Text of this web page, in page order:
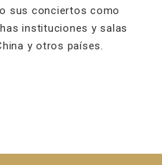
sus conciertos como
instituciones y salas
y otros países.